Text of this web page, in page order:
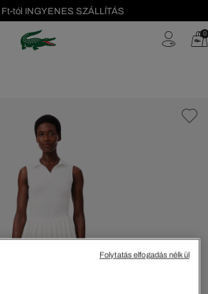
Ft-tól INGYENES SZÁLLÍTÁS
leárazás akár -40%! 0
Folytatás elfogadás nélkül